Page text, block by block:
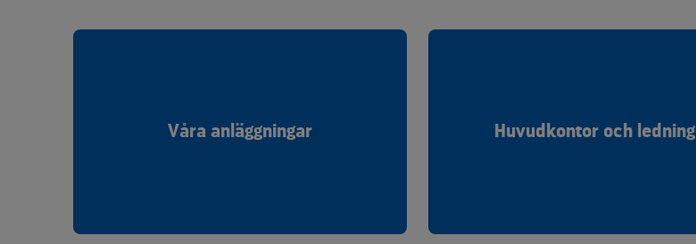
Våra anläggningar Huvudkontor och ledning